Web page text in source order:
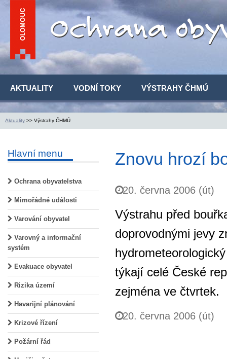
AKTUALITY VODNÍ TOKY VÝSTRAHY ČHMÚ
Aktuality >> Výstrahy ČHMÚ
Hlavní menu
Ochrana obyvatelstva
Mimořádné události
Varování obyvatel
Varovný a informační
systém
Evakuace obyvatel
Rizika území
Havarijní plánování
Krizové řízení
Požární řád
Znovu hrozí
20. června 2006 (út)
Výstrahu před
doprovodnými jevy
týkají celé České
zejména ve čtvrtek.
20. června 2006 (út)